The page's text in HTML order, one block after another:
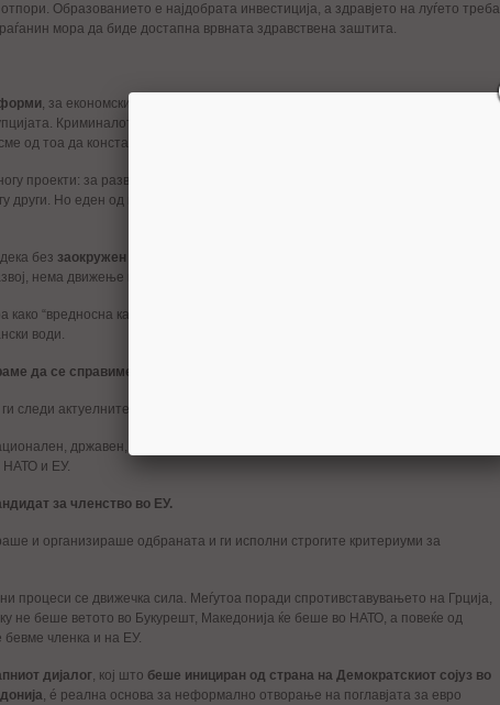
Образованието е најдобрата инвестиција, а здравјето на луѓето треба
мора да биде достапна врвната здравствена заштита.
, за економски развој, ако не ја продолжиме борбата против
Криминалот разорно дејствува на институциите. Отворена е
од тоа да констатираме дека државата е декриминализирана.
проекти: за развој на земјоделието, за развој на информатиката,
други. Но еден од најбитните беше проектот “ ДЕКРИ “, кој никогаш не беше
без заокружен и ефикасен систем
нема движење напред.
“вредносна категорија“, како начин да се стекне капитал, се дотогаш ќе
води.
да се справиме.
следи актуелните политички, економски и меѓуетнички состојби и односи.
државен, долгорочен стратешки интерес е Република Македонија
НАТО и ЕУ.
за членство во ЕУ.
и организираше одбраната и ги исполни строгите критериуми за
процеси се движечка сила. Меѓутоа поради спротивставувањето на Грција,
не беше ветото во Букурешт, Македонија ќе беше во НАТО, а повеќе од
бевме членка и на ЕУ.
дијалог, кој што беше инициран од страна на Демократскиот сојуз во
, é реална основа за неформално отворање на поглавјата за евро